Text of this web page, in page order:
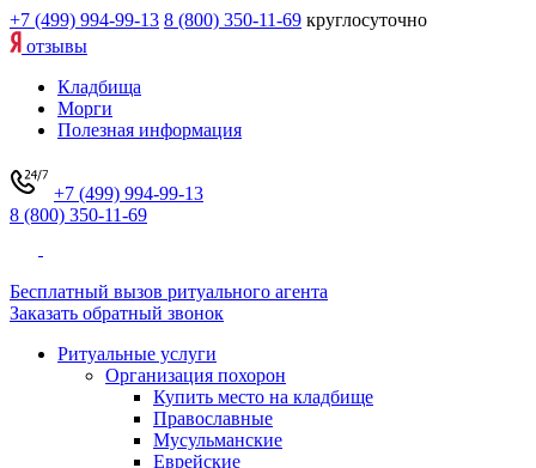
+7 (499) 994-99-13 8 (800) 350-11-69 круглосуточно
отзывы
Кладбища
Морги
Полезная информация
+7 (499) 994-99-13
8 (800) 350-11-69
Бесплатный вызов ритуального агента
Заказать обратный звонок
Ритуальные услуги
Организация похорон
Купить место на кладбище
Православные
Мусульманские
Еврейские